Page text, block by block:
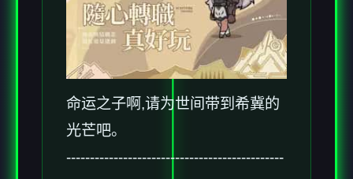
命运之子啊,请为世间带到希冀的
光芒吧。
----------------------------------------------